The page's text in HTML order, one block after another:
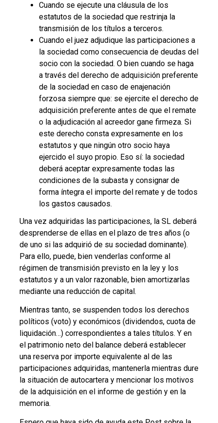
Cuando se ejecute una cláusula de los
estatutos de la sociedad que restrinja la
transmisión de los títulos a terceros.
Cuando el juez adjudique las participaciones a
la sociedad como consecuencia de deudas del
socio con la sociedad. O bien cuando se haga
a través del derecho de adquisición preferente
de la sociedad en caso de enajenación
forzosa siempre que: se ejercite el derecho de
adquisición preferente antes de que el remate
o la adjudicación al acreedor gane firmeza. Si
este derecho consta expresamente en los
estatutos y que ningún otro socio haya
ejercido el suyo propio. Eso sí: la sociedad
deberá aceptar expresamente todas las
condiciones de la subasta y consignar de
forma íntegra el importe del remate y de todos
los gastos causados.
Una vez adquiridas las participaciones, la SL deberá
desprenderse de ellas en el plazo de tres años (o
de uno si las adquirió de su sociedad dominante).
Para ello, puede, bien venderlas conforme al
régimen de transmisión previsto en la ley y los
estatutos y a un valor razonable, bien amortizarlas
mediante una reducción de capital.
Mientras tanto, se suspenden todos los derechos
políticos (voto) y económicos (dividendos, cuota de
liquidación…) correspondientes a tales títulos. Y en
el patrimonio neto del balance deberá establecer
una reserva por importe equivalente al de las
participaciones adquiridas, mantenerla mientras dure
la situación de autocartera y mencionar los motivos
de la adquisición en el informe de gestión y en la
memoria.